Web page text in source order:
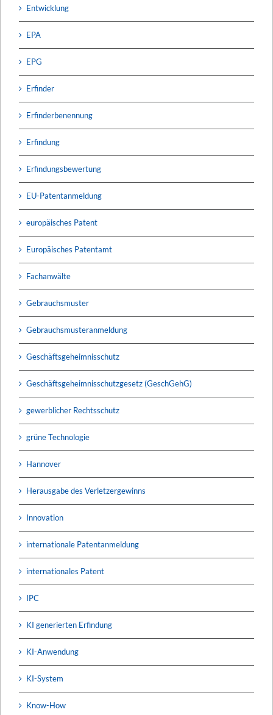
Entwicklung
EPA
EPG
Erfinder
Erfinderbenennung
Erfindung
Erfindungsbewertung
EU-Patentanmeldung
europäisches Patent
Europäisches Patentamt
Fachanwälte
Gebrauchsmuster
Gebrauchsmusteranmeldung
Geschäftsgeheimnisschutz
Geschäftsgeheimnisschutzgesetz (GeschGehG)
gewerblicher Rechtsschutz
grüne Technologie
Hannover
Herausgabe des Verletzergewinns
Innovation
internationale Patentanmeldung
internationales Patent
IPC
KI generierten Erfindung
KI-Anwendung
KI-System
Know-How